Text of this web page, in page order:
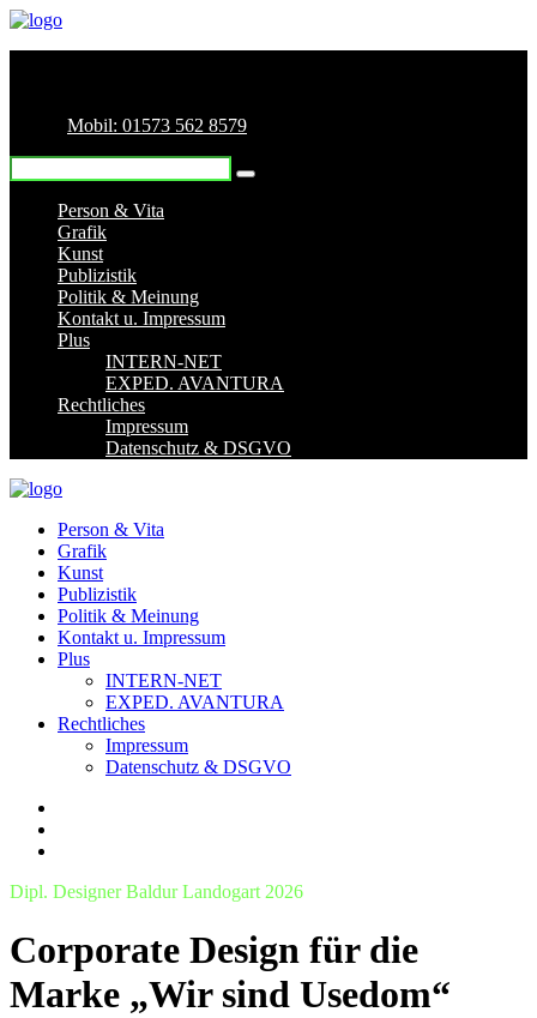
Mobil: 01573 562 8579
Person & Vita
Grafik
Kunst
Publizistik
Politik & Meinung
Kontakt u. Impressum
Plus
INTERN-NET
EXPED. AVANTURA
Rechtliches
Impressum
Datenschutz & DSGVO
Person & Vita
Grafik
Kunst
Publizistik
Politik & Meinung
Kontakt u. Impressum
Plus
INTERN-NET
EXPED. AVANTURA
Rechtliches
Impressum
Datenschutz & DSGVO
Dipl. Designer Baldur Landogart 2026
Corporate Design für die
Marke „Wir sind Usedom“